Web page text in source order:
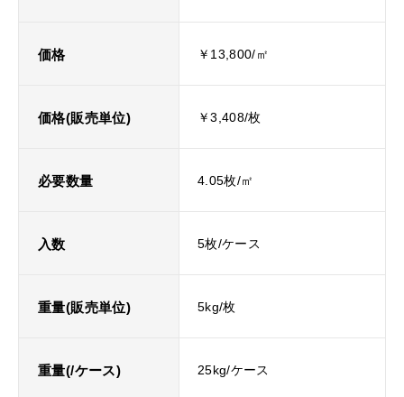
価格 ￥13,800/㎡
価格(販売単位) ￥3,408/枚
必要数量 4.05枚/㎡
入数 5枚/ケース
重量(販売単位) 5kg/枚
重量(/ケース) 25kg/ケース